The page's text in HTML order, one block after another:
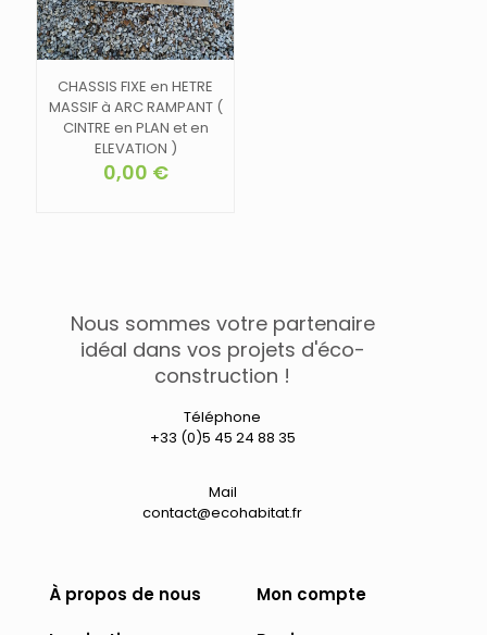
CHASSIS FIXE en HETRE
MASSIF à ARC RAMPANT (
CINTRE en PLAN et en
ELEVATION )
0,00 €
Nous sommes votre partenaire
idéal dans vos projets d'éco-
construction !
Téléphone
+33 (0)5 45 24 88 35
Mail
contact@ecohabitat.fr
À propos de nous
Mon compte